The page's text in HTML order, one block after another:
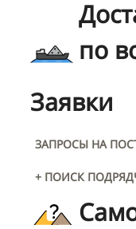
по
Заявки
ЗАПРОСЫ НА
+ ПОИСК